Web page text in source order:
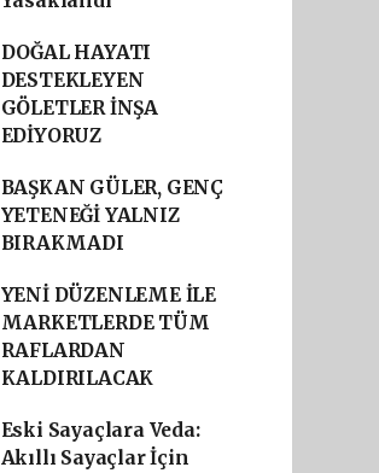
DOĞAL HAYATI
DESTEKLEYEN
GÖLETLER İNŞA
EDİYORUZ
BAŞKAN GÜLER, GENÇ
YETENEĞİ YALNIZ
BIRAKMADI
YENİ DÜZENLEME İLE
MARKETLERDE TÜM
RAFLARDAN
KALDIRILACAK
Eski Sayaçlara Veda:
Akıllı Sayaçlar İçin